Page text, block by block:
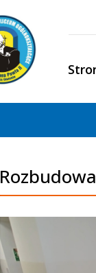
Rozbudowa